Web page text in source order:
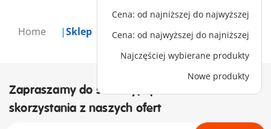
Home Sklep
Cena: od najniższej do najwyższej
Cena: od najwyższej do najniższej
Najczęściej wybierane produkty
Nowe produkty
Zapraszamy do subskrypcji newslettera i
skorzystania z naszych ofert